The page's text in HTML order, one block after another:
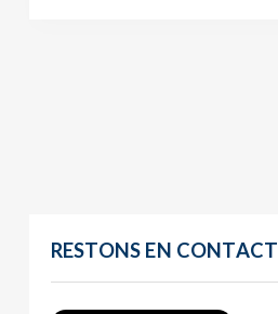
RESTONS EN CONTACT